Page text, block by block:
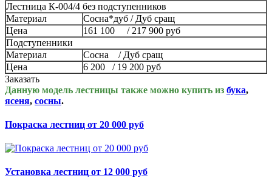
Лестница К-004/4 без подступенников
Материал
Сосна*дуб / Дуб сращ
Цена
161 100 / 217 900 руб
Подступенники
Материал
Сосна / Дуб сращ
Цена
6 200 / 19 200 руб
Заказать
Данную модель лестницы также можно купить из бука,
ясеня, сосны.
Покраска лестниц от 20 000 руб
Установка лестниц от 12 000 руб